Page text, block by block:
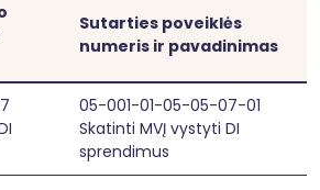
Sutarties poveiklės
numeris ir pavadinimas
05-001-01-05-05-07-01
Skatinti MVĮ vystyti DI
sprendimus